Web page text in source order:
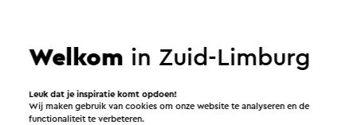
Hip & Glossy
Valkenburg
Welkom in Zuid-Limburg
Leuk dat je inspiratie komt opdoen!
Wij maken gebruik van cookies om onze website te analyseren en de
functionaliteit te verbeteren.